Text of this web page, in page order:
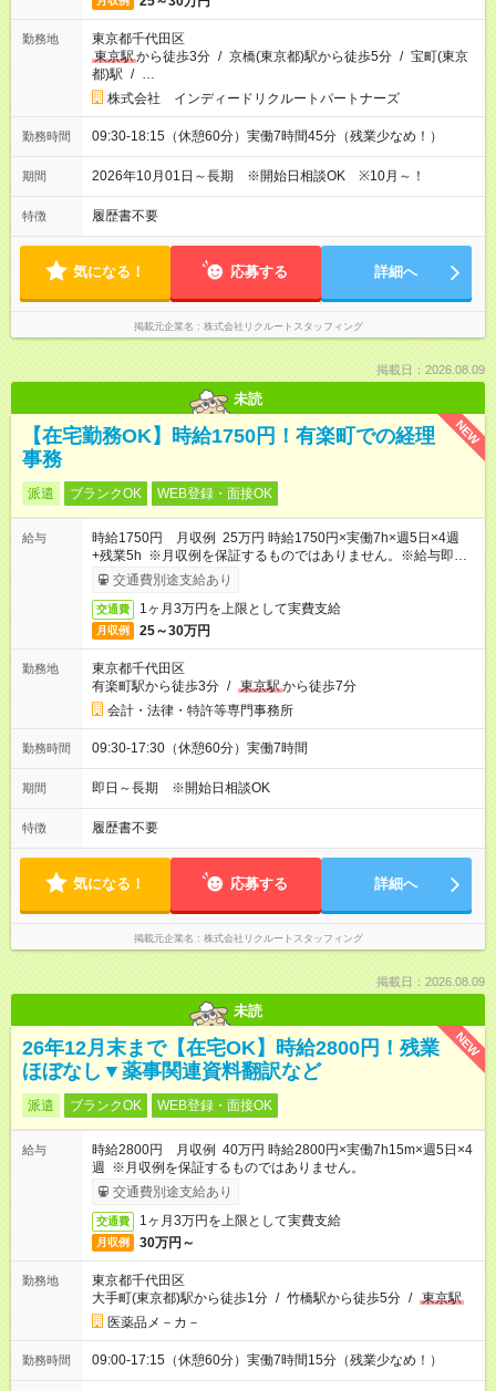
勤務地
東京都千代田区
東京駅から徒歩3分 / 京橋(東京都)駅から徒歩5分 / 宝町(東京
都)駅 / …
株式会社 インディードリクルートパートナーズ
勤務時間 09:30-18:15（休憩60分）実働7時間45分（残業少なめ！）
期間 2026年10月01日～長期 ※開始日相談OK ※10月～！
特徴 履歴書不要
気になる！ 応募する 詳細へ
掲載元企業名 株式会社リクルートスタッフィング
掲載日：2026.08.09
未読
NEW
【在宅勤務OK】時給1750円！有楽町での経理
事務
派遣 ブランクOK WEB登録・面接OK
給与
時給1750円 月収例 25万円 時給1750円×実働7h×週5日×4週
+残業5h ※月収例を保証するものではありません。※給与即受取
りサービス利用可（利用条件有）
交通費別途支給あり
交通費 1ヶ月3万円を上限として実費支給
月収例 25～30万円
勤務地
東京都千代田区
有楽町駅から徒歩3分 / 東京駅から徒歩7分
会計・法律・特許等専門事務所
勤務時間 09:30-17:30（休憩60分）実働7時間
期間 即日～長期 ※開始日相談OK
特徴 履歴書不要
気になる！ 応募する 詳細へ
掲載元企業名 株式会社リクルートスタッフィング
掲載日：2026.08.09
未読
NEW
26年12月末まで【在宅OK】時給2800円！残業
ほぼなし▼薬事関連資料翻訳など
派遣 ブランクOK WEB登録・面接OK
給与
時給2800円 月収例 40万円 時給2800円×実働7h15m×週5日×4
週 ※月収例を保証するものではありません。
交通費別途支給あり
交通費 1ヶ月3万円を上限として実費支給
月収例 30万円～
勤務地
東京都千代田区
大手町(東京都)駅から徒歩1分 / 竹橋駅から徒歩5分 / 東京駅
医薬品メ－カ－
勤務時間 09:00-17:15（休憩60分）実働7時間15分（残業少なめ！）